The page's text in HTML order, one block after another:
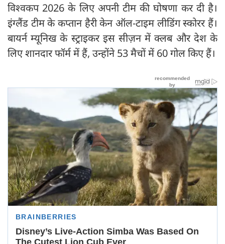
विश्वकप 2026 के लिए अपनी टीम की घोषणा कर दी है।
इंग्लैंड टीम के कप्तान हैरी केन ऑल-टाइम लीडिंग स्कोरर हैं।
बायर्न म्यूनिख के स्ट्राइकर इस सीज़न में क्लब और देश के
लिए शानदार फॉर्म में हैं, उन्होंने 53 मैचों में 60 गोल किए हैं।